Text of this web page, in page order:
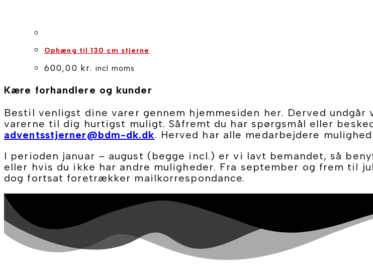
Ophæng til 130 cm stjerne
600,00 kr. incl moms
Kære forhandlere og kunder
Bestil venligst dine varer gennem hjemmesiden her. Derved
varerne til dig hurtigst muligt. Såfremt du har spørgsmål eller
adventsstjerner@bdm-dk.dk. Herved har alle medarbejdere
I perioden januar – august (begge incl.) er vi lavt bemandet, så
eller hvis du ikke har andre muligheder. Fra september og frem til
dog fortsat foretrækker mailkorrespondance.